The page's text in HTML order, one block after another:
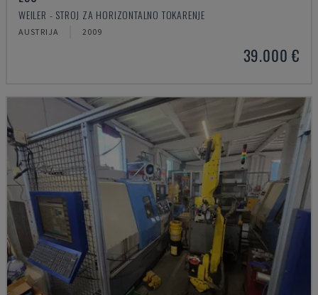
WEILER - STROJ ZA HORIZONTALNO TOKARENJE
AUSTRIJA 2009
39.000 €